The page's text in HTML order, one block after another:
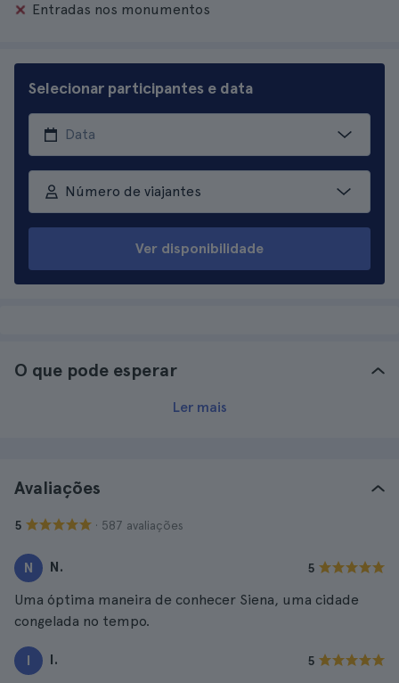
Entradas nos monumentos
Selecionar participantes e data
Número de viajantes
Ver disponibilidade
O que pode esperar
Ler mais
Avaliações
5 · 587 avaliações
N N. 5
Uma óptima maneira de conhecer Siena, uma cidade
congelada no tempo.
I I. 5